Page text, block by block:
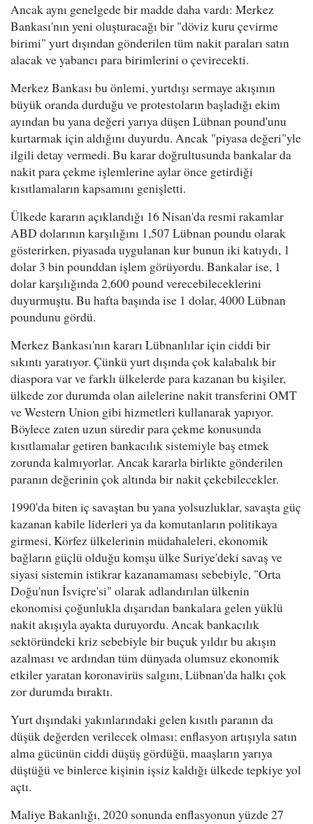
Ancak aynı genelgede bir madde daha vardı: Merkez
Bankası'nın yeni oluşturacağı bir "döviz kuru çevirme
birimi" yurt dışından gönderilen tüm nakit paraları satın
alacak ve yabancı para birimlerini o çevirecekti.
Merkez Bankası bu önlemi, yurtdışı sermaye akışının
büyük oranda durduğu ve protestoların başladığı ekim
ayından bu yana değeri yarıya düşen Lübnan pound'unu
kurtarmak için aldığını duyurdu. Ancak "piyasa değeri"yle
ilgili detay vermedi. Bu karar doğrultusunda bankalar da
nakit para çekme işlemlerine aylar önce getirdiği
kısıtlamaların kapsamını genişletti.
Ülkede kararın açıklandığı 16 Nisan'da resmi rakamlar
ABD dolarının karşılığını 1,507 Lübnan poundu olarak
gösterirken, piyasada uygulanan kur bunun iki katıydı, 1
dolar 3 bin pounddan işlem görüyordu. Bankalar ise, 1
dolar karşılığında 2,600 pound verecebileceklerini
duyurmuştu. Bu hafta başında ise 1 dolar, 4000 Lübnan
poundunu gördü.
Merkez Bankası'nın kararı Lübnanlılar için ciddi bir
sıkıntı yaratıyor. Çünkü yurt dışında çok kalabalık bir
diaspora var ve farklı ülkelerde para kazanan bu kişiler,
ülkede zor durumda olan ailelerine nakit transferini OMT
ve Western Union gibi hizmetleri kullanarak yapıyor.
Böylece zaten uzun süredir para çekme konusunda
kısıtlamalar getiren bankacılık sistemiyle baş etmek
zorunda kalmıyorlar. Ancak kararla birlikte gönderilen
paranın değerinin çok altında bir nakit çekebilecekler.
1990'da biten iç savaştan bu yana yolsuzluklar, savaşta güç
kazanan kabile liderleri ya da komutanların politikaya
girmesi, Körfez ülkelerinin müdahaleleri, ekonomik
bağların güçlü olduğu komşu ülke Suriye'deki savaş ve
siyasi sistemin istikrar kazanamaması sebebiyle, "Orta
Doğu'nun İsviçre'si" olarak adlandırılan ülkenin
ekonomisi çoğunlukla dışarıdan bankalara gelen yüklü
nakit akışıyla ayakta duruyordu. Ancak bankacılık
sektöründeki kriz sebebiyle bir buçuk yıldır bu akışın
azalması ve ardından tüm dünyada olumsuz ekonomik
etkiler yaratan koronavirüs salgını, Lübnan'da halkı çok
zor durumda bıraktı.
Yurt dışındaki yakınlarındaki gelen kısıtlı paranın da
düşük değerden verilecek olması; enflasyon artışıyla satın
alma gücünün ciddi düşüş gördüğü, maaşların yarıya
düştüğü ve binlerce kişinin işsiz kaldığı ülkede tepkiye yol
açtı.
Maliye Bakanlığı, 2020 sonunda enflasyonun yüzde 27